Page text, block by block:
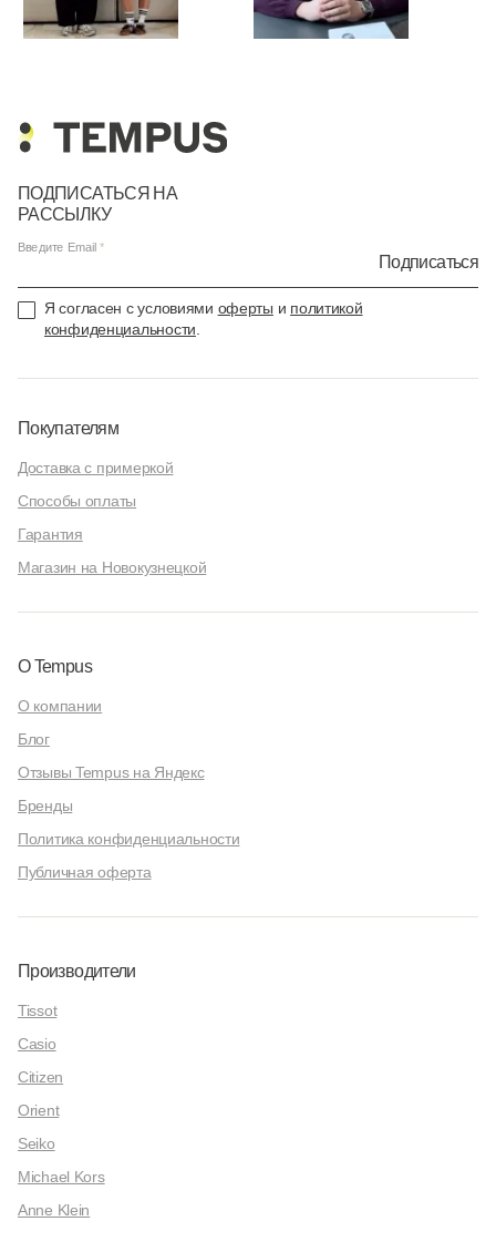
ПОДПИСАТЬСЯ НА
РАССЫЛКУ
Введите Email
Подписаться
Я согласен с условиями оферты и политикой
конфиденциальности
Покупателям
Доставка с примеркой
Способы оплаты
Гарантия
Магазин на Новокузнецкой
О Tempus
О компании
Блог
Отзывы Tempus на Яндекс
Бренды
Политика конфиденциальности
Публичная оферта
Производители
Tissot
Casio
Citizen
Orient
Seiko
Michael Kors
Anne Klein